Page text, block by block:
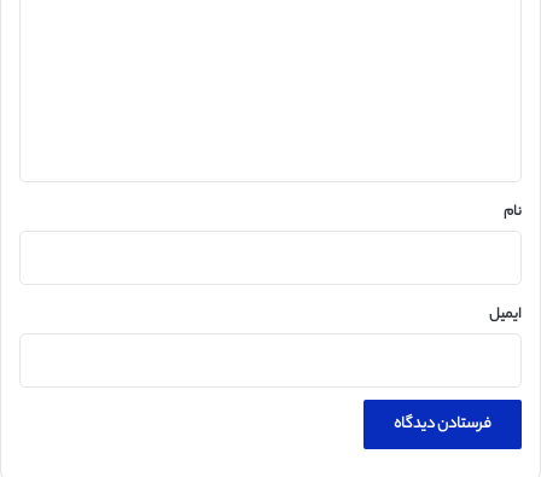
نام
ایمیل